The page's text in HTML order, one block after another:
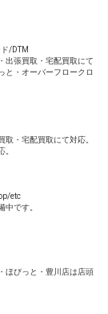
/DTM
出張買取・宅配買取にて
と・オーバーフロークロ
・宅配買取にて対応。
。
etc
です。
ほびっと・豊川店は店頭